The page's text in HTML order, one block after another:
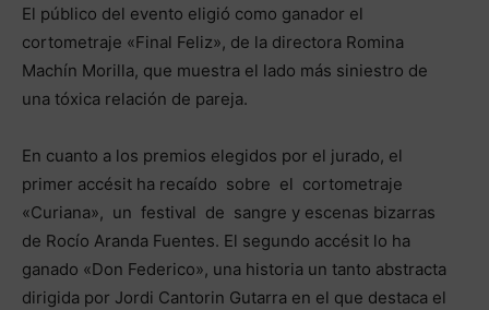
El público del evento eligió como ganador el
cortometraje «Final Feliz», de la directora Romina
Machín Morilla, que muestra el lado más siniestro de
una tóxica relación de pareja.
En cuanto a los premios elegidos por el jurado, el
primer accésit ha recaído sobre el cortometraje
«Curiana», un festival de sangre y escenas bizarras
de Rocío Aranda Fuentes. El segundo accésit lo ha
ganado «Don Federico», una historia un tanto abstracta
dirigida por Jordi Cantorin Gutarra en el que destaca el